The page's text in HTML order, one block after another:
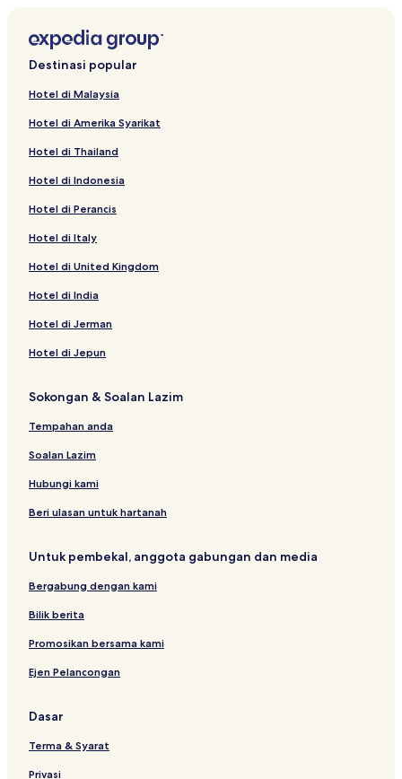
Destinasi popular
Hotel di Malaysia
Hotel di Amerika Syarikat
Hotel di Thailand
Hotel di Indonesia
Hotel di Perancis
Hotel di Italy
Hotel di United Kingdom
Hotel di India
Hotel di Jerman
Hotel di Jepun
Sokongan & Soalan Lazim
Tempahan anda
Soalan Lazim
Hubungi kami
Beri ulasan untuk hartanah
Untuk pembekal, anggota gabungan dan media
Bergabung dengan kami
Bilik berita
Promosikan bersama kami
Ejen Pelancongan
Dasar
Terma & Syarat
Privasi